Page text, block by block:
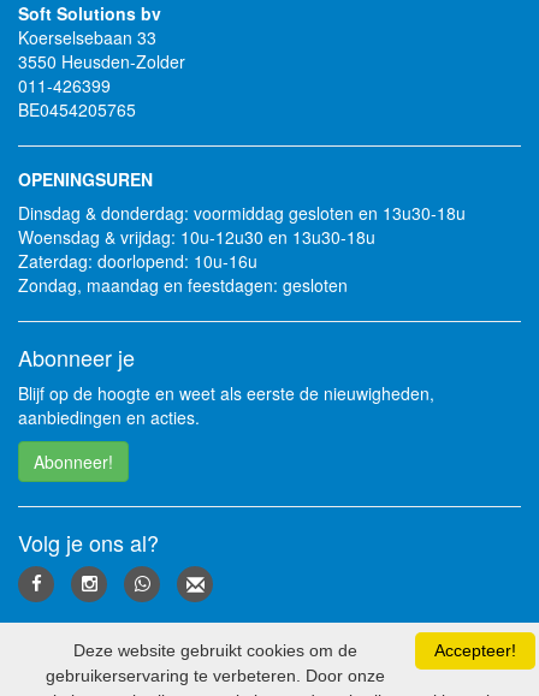
Soft Solutions bv
Koerselsebaan 33
3550 Heusden-Zolder
011-426399
BE0454205765
OPENINGSUREN
Dinsdag & donderdag: voormiddag gesloten en 13u30-18u
Woensdag & vrijdag: 10u-12u30 en 13u30-18u
Zaterdag: doorlopend: 10u-16u
Zondag, maandag en feestdagen: gesloten
Abonneer je
Blijf op de hoogte en weet als eerste de nieuwigheden,
aanbiedingen en acties.
Abonneer!
Volg je ons al?
2026 - Soft Solutions bv Accepteer!
Deze website gebruikt cookies om de
gebruikerservaring te verbeteren. Door onze